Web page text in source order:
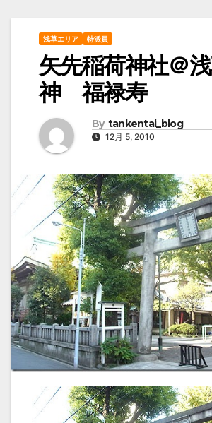
浅草エリア 特派員
矢先稲荷神社＠
神 福禄寿
By tankentai_blog
12月 5, 2010